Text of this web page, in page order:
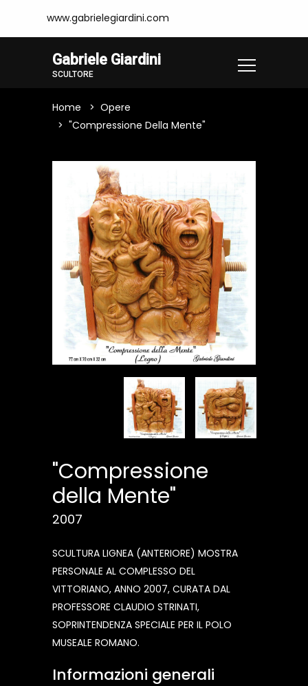
www.gabrielegiardini.com
Gabriele Giardini
SCULTORE
Home
Opere
"Compressione Della Mente"
"Compressione
della Mente"
2007
SCULTURA LIGNEA (ANTERIORE) MOSTRA
PERSONALE AL COMPLESSO DEL
VITTORIANO, ANNO 2007, CURATA DAL
PROFESSORE CLAUDIO STRINATI,
SOPRINTENDENZA SPECIALE PER IL POLO
MUSEALE ROMANO.
Informazioni generali